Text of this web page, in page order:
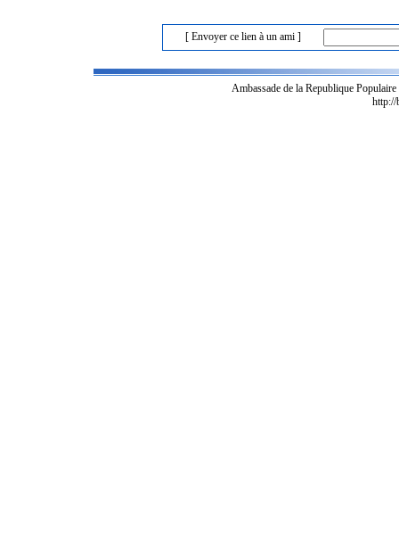
[ Envoyer ce lien à un ami ]
Ambassade de la Republique
http://